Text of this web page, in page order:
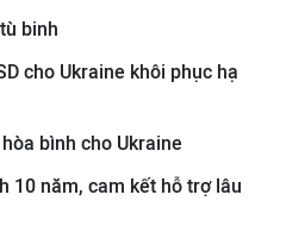
Bắc
binh
cho Ukraine khôi phục hạ
bình cho Ukraine
10 năm, cam kết hỗ trợ lâu